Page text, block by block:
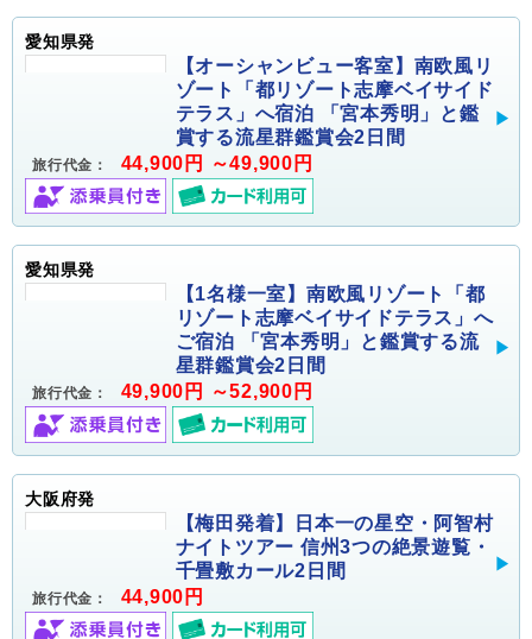
愛知県発
【オーシャンビュー客室】南欧風リ
ゾート「都リゾート志摩ベイサイド
テラス」へ宿泊 「宮本秀明」と鑑
賞する流星群鑑賞会2日間
旅行代金： 44,900円 ～49,900円
愛知県発
【1名様一室】南欧風リゾート「都
リゾート志摩ベイサイドテラス」へ
ご宿泊 「宮本秀明」と鑑賞する流
星群鑑賞会2日間
旅行代金： 49,900円 ～52,900円
大阪府発
【梅田発着】日本一の星空・阿智村
ナイトツアー 信州3つの絶景遊覧・
千畳敷カール2日間
旅行代金： 44,900円